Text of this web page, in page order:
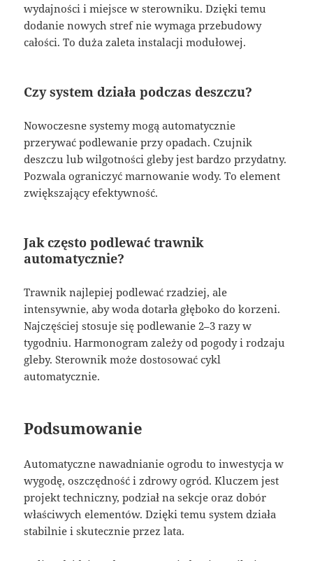
wydajności i miejsce w sterowniku. Dzięki temu
dodanie nowych stref nie wymaga przebudowy
całości. To duża zaleta instalacji modułowej.
Czy system działa podczas deszczu?
Nowoczesne systemy mogą automatycznie
przerywać podlewanie przy opadach. Czujnik
deszczu lub wilgotności gleby jest bardzo przydatny.
Pozwala ograniczyć marnowanie wody. To element
zwiększający efektywność.
Jak często podlewać trawnik
automatycznie?
Trawnik najlepiej podlewać rzadziej, ale
intensywnie, aby woda dotarła głęboko do korzeni.
Najczęściej stosuje się podlewanie 2–3 razy w
tygodniu. Harmonogram zależy od pogody i rodzaju
gleby. Sterownik może dostosować cykl
automatycznie.
Podsumowanie
Automatyczne nawadnianie ogrodu to inwestycja w
wygodę, oszczędność i zdrowy ogród. Kluczem jest
projekt techniczny, podział na sekcje oraz dobór
właściwych elementów. Dzięki temu system działa
stabilnie i skutecznie przez lata.